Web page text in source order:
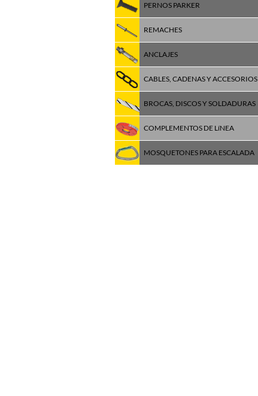
PERNOS PARKER
REMACHES
ANCLAJES
CABLES, CADENAS Y ACCESORIOS
BROCAS, DISCOS Y SOLDADURAS
COMPLEMENTOS DE LíNEA
MOSQUETONES PARA ESCALADA